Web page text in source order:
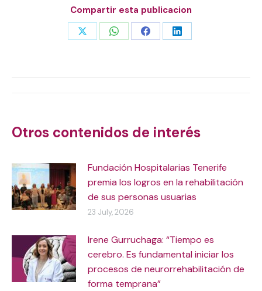
Compartir esta publicacion
Share Share Share Share
Otros contenidos de interés
Fundación Hospitalarias Tenerife
premia los logros en la rehabilitación
de sus personas usuarias
23 July, 2026
Irene Gurruchaga: “Tiempo es
cerebro. Es fundamental iniciar los
procesos de neurorrehabilitación de
forma temprana”